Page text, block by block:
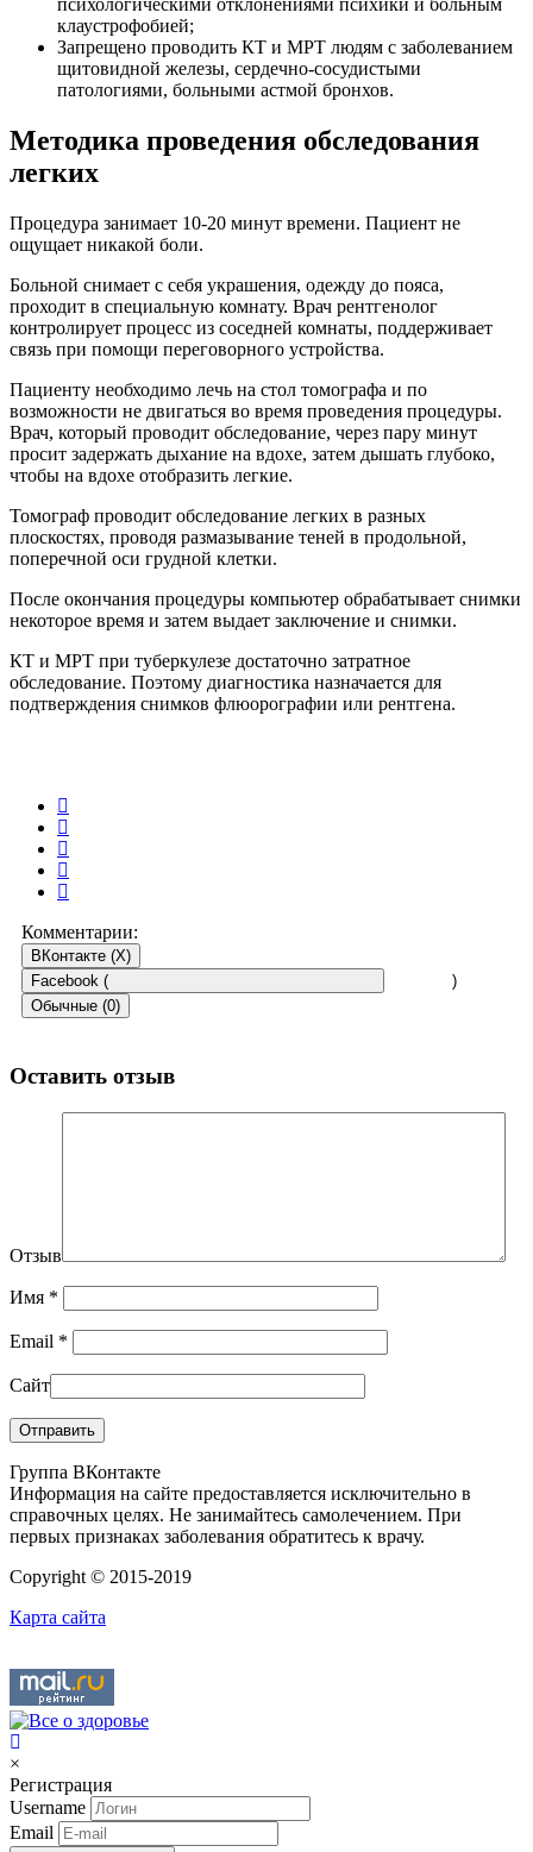
клаустрофобией;
Запрещено проводить КТ и МРТ людям с заболеванием
щитовидной железы, сердечно-сосудистыми
патологиями, больными астмой бронхов.
Методика проведения обследования
легких
Процедура занимает 10-20 минут времени. Пациент не
ощущает никакой боли.
Больной снимает с себя украшения, одежду до пояса,
проходит в специальную комнату. Врач рентгенолог
контролирует процесс из соседней комнаты, поддерживает
связь при помощи переговорного устройства.
Пациенту необходимо лечь на стол томографа и по
возможности не двигаться во время проведения процедуры.
Врач, который проводит обследование, через пару минут
просит задержать дыхание на вдохе, затем дышать глубоко,
чтобы на вдохе отобразить легкие.
Томограф проводит обследование легких в разных
плоскостях, проводя размазывание теней в продольной,
поперечной оси грудной клетки.
После окончания процедуры компьютер обрабатывает снимки
некоторое время и затем выдает заключение и снимки.
КТ и МРТ при туберкулезе достаточно затратное
обследование. Поэтому диагностика назначается для
подтверждения снимков флюорографии или рентгена.
Комментарии:
ВКонтакте (X)
Facebook (
)
Обычные (0)
Оставить отзыв
Отзыв
Имя *
Email *
Сайт
Группа ВКонтакте
Информация на сайте предоставляется исключительно в
справочных целях. Не занимайтесь самолечением. При
первых признаках заболевания обратитесь к врачу.
Copyright © 2015-2019
Карта сайта
×
Регистрация
Username
Email